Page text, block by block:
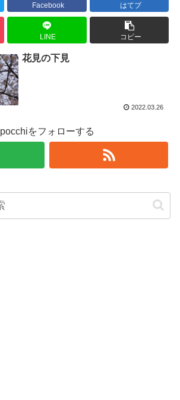
Facebook はてブ
LINE コピー
花見の下見
2022.03.26
pocchiをフォローする